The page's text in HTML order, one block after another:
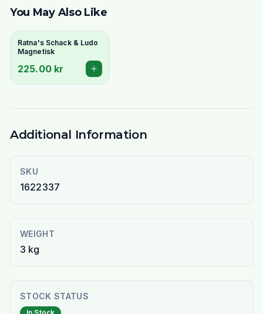
You May Also Like
Ratna's Schack & Ludo
Magnetisk
225.00 kr
Additional Information
SKU
1622337
WEIGHT
3 kg
STOCK STATUS